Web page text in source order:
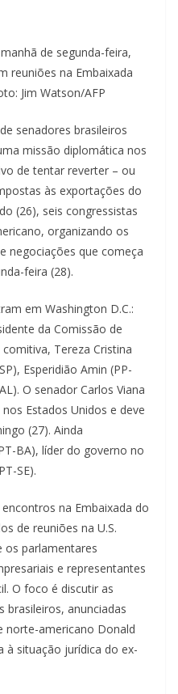
de segunda-feira,
reuniões na Embaixada
Jim Watson/AFP
senadores brasileiros
missão diplomática nos
de tentar reverter – ou
às exportações do
(26), seis congressistas
organizando os
negociações que começa
feira (28).
em Washington D.C.:
da Comissão de
Tereza Cristina
Esperidião Amin (PP-
O senador Carlos Viana
Estados Unidos e deve
(27). Ainda
BA), líder do governo no
SE).
na Embaixada do
de reuniões na U.S.
os parlamentares
e representantes
O foco é discutir as
brasileiros, anunciadas
norte-americano Donald
à situação jurídica do ex-